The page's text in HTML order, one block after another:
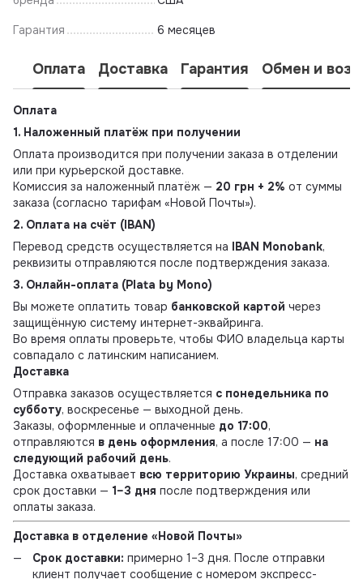
Гарантия 6 месяцев
Оплата Доставка Гарантия Обмен и
Оплата
1. Наложенный платёж при получении
Оплата производится при получении заказа в отделении
или при курьерской доставке.
Комиссия за наложенный платёж — 20 грн + 2% от суммы
заказа (согласно тарифам «Новой Почты»).
2. Оплата на счёт (IBAN)
Перевод средств осуществляется на IBAN Monobank,
реквизиты отправляются после подтверждения заказа.
3. Онлайн-оплата (Plata by Mono)
Вы можете оплатить товар банковской картой через
защищённую систему интернет-эквайринга.
Во время оплаты проверьте, чтобы ФИО владельца карты
совпадало с латинским написанием.
Доставка
Отправка заказов осуществляется с понедельника по
субботу, воскресенье — выходной день.
Заказы, оформленные и оплаченные до 17:00,
отправляются в день оформления, а после 17:00 — на
следующий рабочий день.
Доставка охватывает всю территорию Украины, средний
срок доставки — 1–3 дня после подтверждения или
оплаты заказа.
Доставка в отделение «Новой Почты»
Срок доставки: примерно 1–3 дня. После отправки
клиент получает сообщение с номером экспресс-